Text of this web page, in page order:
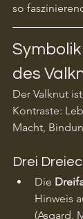
so
des
Der Valknut
Kontraste:
Macht,
Drei
Die
Hinweis
(Asgard,